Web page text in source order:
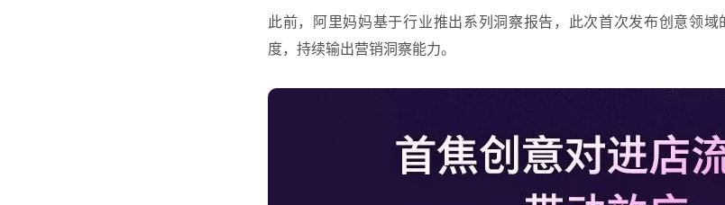
此前，阿里妈妈基于行业推出系列洞察报告，此次首次发布创意领
度，持续输出营销洞察能力。